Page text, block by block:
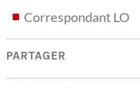
Correspondant LO
PARTAGER